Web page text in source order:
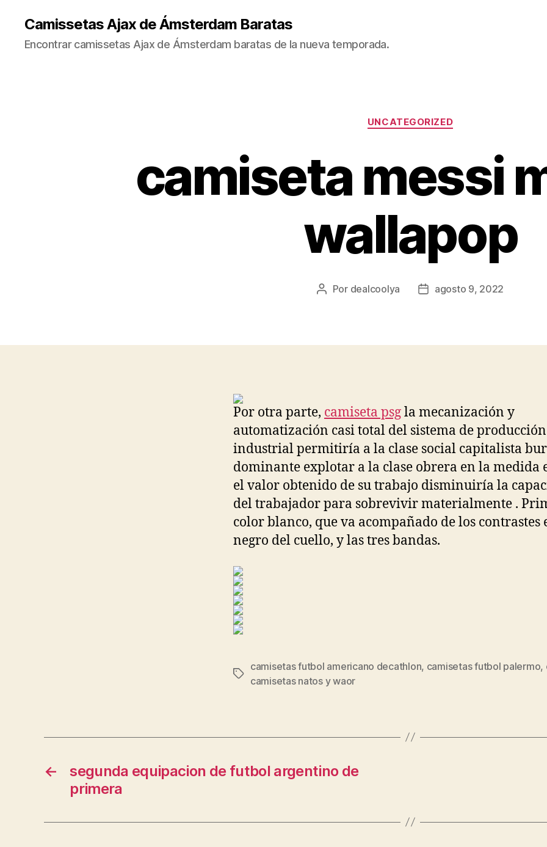
Camissetas Ajax de Ámsterdam Baratas
Encontrar camissetas Ajax de Ámsterdam baratas de la nueva temporada.
Categorías
UNCATEGORIZED
camiseta messi
wallapop
Autor
Por dealcoolya
Fechaagosto 9, 2022
Por otra parte, camiseta psgla mecanización y
automatización casi total del sistema de producción
industrial permitiría a la clase social capitalista
dominante explotar a la clase obrera en la medida
el valor obtenido de su trabajo disminuiría la
del trabajador para sobrevivir materialmente .
color blanco, que va acompañado de los contrastes
negro del cuello, y las tres bandas.
Etiquetas
camisetas futbol americano decathlon, camisetas futbol palermo,
camisetas natos y waor
←
segunda equipacion de futbol argentino de
primera